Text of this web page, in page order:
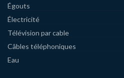
Égouts
Électricité
Télévision par cable
Câbles téléphoniques
Eau